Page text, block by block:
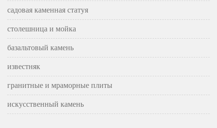
садовая каменная статуя
столешница и мойка
базальтовый камень
известняк
гранитные и мраморные плиты
искусственный камень